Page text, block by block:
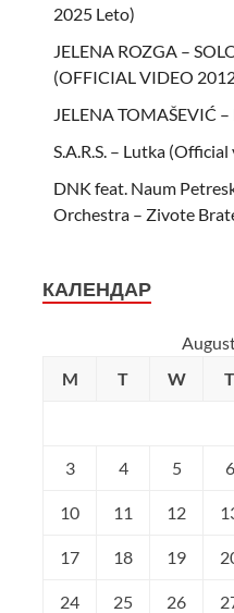
2025 Leto)
JELENA ROZGA –
(OFFICIAL VIDEO
JELENA TOMAŠEVIĆ
S.A.R.S. – Lutka (Official
DNK feat. Naum
Orchestra – Zivote
КАЛЕНДАР
M
T W T
3 4 5 6
10 11 12
17 18 19
24 25 26